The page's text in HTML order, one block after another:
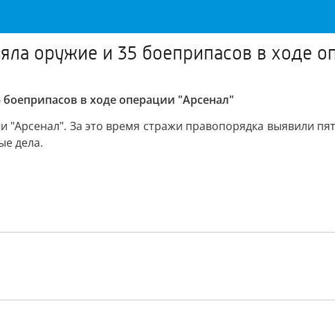
оружие и 35 боеприпасов в ходе
в ходе операции "Арсенал"
"Арсенал". За это время стражи правопорядка выявили
дела.